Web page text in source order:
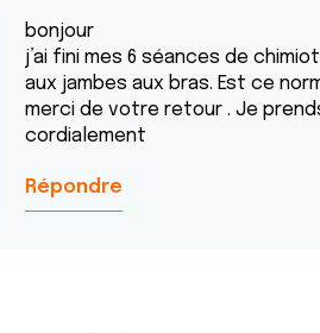
bonjour
j’ai fini mes 6 séances de
aux jambes aux bras. Est ce
merci de votre retour . Je
cordialement
Répondre